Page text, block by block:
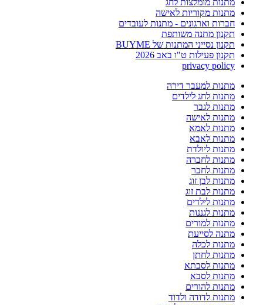
מתנות מומלצות לחג
מתנות מקוריות לאישה
חברות וארגונים - מתנות לעובדים
תקנון מתנה משותפת
תקנון נסייני המתנות של BUYME
תקנון פעילות ט"ו באב 2026
privacy policy
מתנות למעבר דירה
מתנות לחג לילדים
מתנות לגבר
מתנות לאישה
מתנות לאמא
מתנות לאבא
מתנות ליולדת
מתנות לחברה
מתנות לחבר
מתנות לבן זוג
מתנות לבת זוג
מתנות לילדים
מתנות לגננות
מתנות למורים
מתנה לסייעת
מתנות לכלה
מתנות לחתן
מתנות לסבתא
מתנות לסבא
מתנות להורים
מתנות לדודה ולדוד